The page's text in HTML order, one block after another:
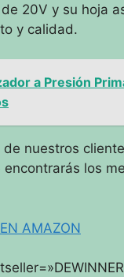
20V y su hoja
y calidad.
a Presión
nuestros
los
AMAZON